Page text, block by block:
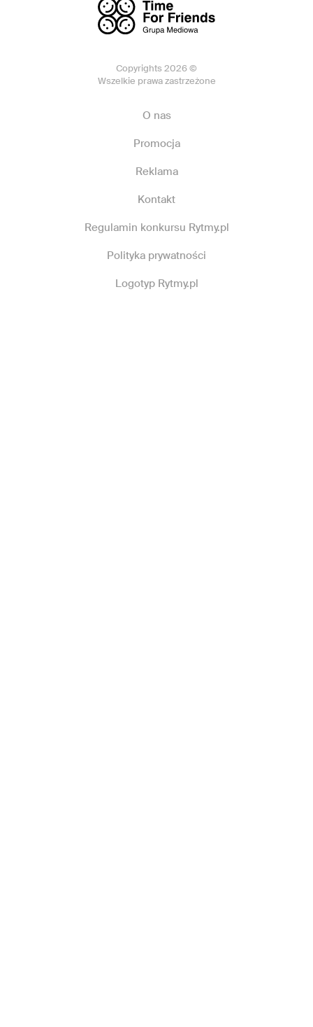
Copyrights 2026 ©
Wszelkie prawa zastrzeżone
O nas
Promocja
Reklama
Kontakt
Regulamin konkursu Rytmy.pl
Polityka prywatności
Logotyp Rytmy.pl